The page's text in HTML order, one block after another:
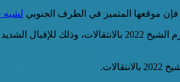
موقعها المتميز في الطرف الجنوبي لشبه
وهناك العديد من الشركات السياحية التي تقدم مجموعة